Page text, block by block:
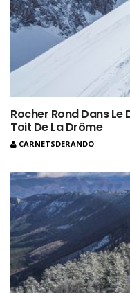
Rocher Rond Dans Le
Toit De La Drôme
CARNETSDERANDO